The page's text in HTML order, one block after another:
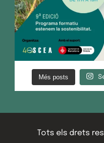
Més posts
Tots els drets